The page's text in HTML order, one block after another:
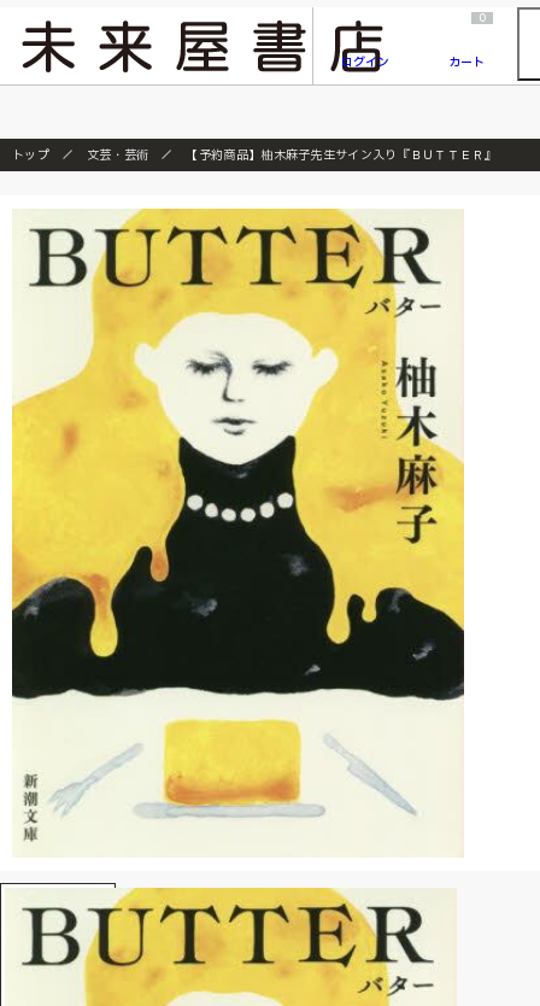
『ONE PIECE magazine 021 ONE PIECEカード付き同梱版』発売延期のご案内
ログイン
0
カート
トップ 文芸・芸術 【予約商品】柚木麻子先生サイン入り『ＢＵＴＴＥＲ』